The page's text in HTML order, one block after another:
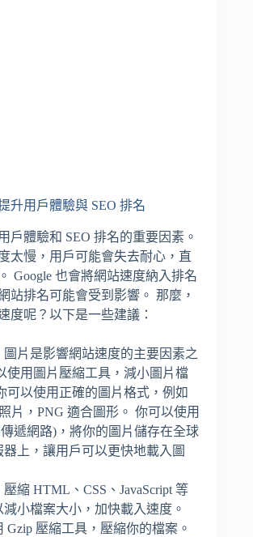
升用戶體驗與 SEO 排名
戶體驗和 SEO 排名的重要因素。
太慢，用戶可能會失去耐心，直
Google 也會將網站速度納入排名
站排名可能會受到影響。 那麼，
度呢？以下是一些建議：
圖片是影響網站速度的主要因素之
使用圖片壓縮工具，減小圖片檔
可以使用正確的圖片格式，例如
片，PNG 適合圖形。 你可以使用
遞網路)，將你的圖片儲存在全球
上，讓用戶可以更快地載入圖
壓縮 HTML、CSS、JavaScript 等
小檔案大小，加快載入速度。
Gzip 壓縮工具，壓縮你的檔案。